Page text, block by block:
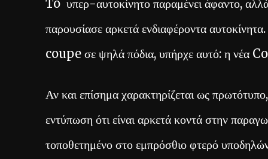
To υπερ-αυτοκίνητο παραμένει άφαντο,
παρουσίασε αρκετά ενδιαφέροντα
coupe σε ψηλά πόδια, υπήρχε αυτό: η νέα
Αν και επίσημα χαρακτηρίζεται ως
εντύπωση ότι είναι αρκετά κοντά στην
τοποθετημένο στο εμπρόσθιο φτερό